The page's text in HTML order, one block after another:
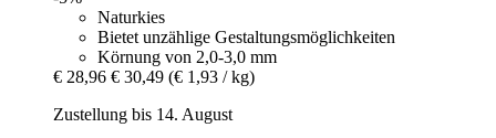
Naturkies
Bietet unzählige Gestaltungsmöglichkeiten
Körnung von 2,0-3,0 mm
€ 28,96 € 30,49 (€ 1,93 / kg)
Zustellung bis 14. August